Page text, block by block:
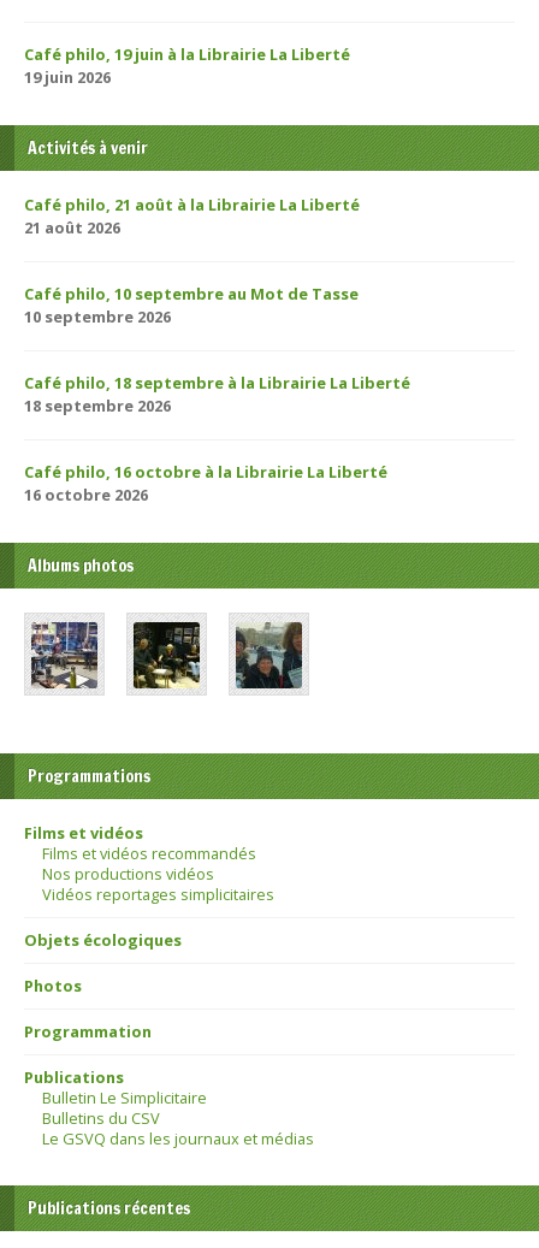
Café philo, 19 juin à la Librairie La Liberté
19 juin 2026
Activités à venir
Café philo, 21 août à la Librairie La Liberté
21 août 2026
Café philo, 10 septembre au Mot de Tasse
10 septembre 2026
Café philo, 18 septembre à la Librairie La Liberté
18 septembre 2026
Café philo, 16 octobre à la Librairie La Liberté
16 octobre 2026
Albums photos
Programmations
Films et vidéos
Films et vidéos recommandés
Nos productions vidéos
Vidéos reportages simplicitaires
Objets écologiques
Photos
Programmation
Publications
Bulletin Le Simplicitaire
Bulletins du CSV
Le GSVQ dans les journaux et médias
Publications récentes